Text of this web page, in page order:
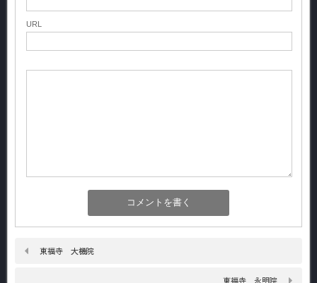
URL
東福寺 大機院
東福寺 永明院